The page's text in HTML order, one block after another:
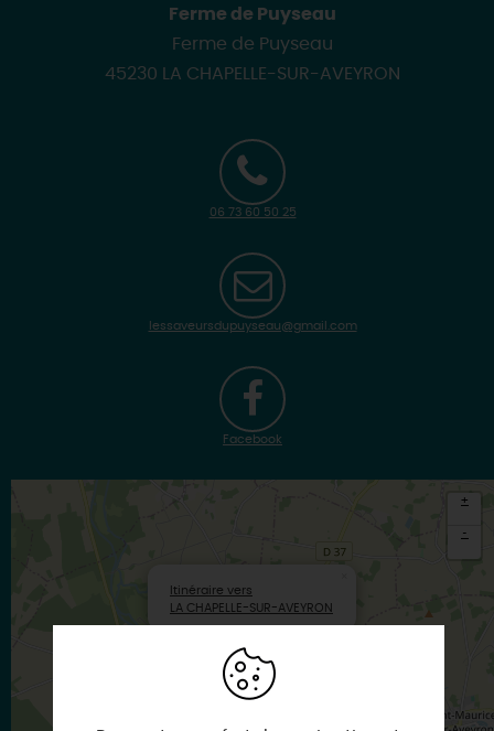
Ferme de Puyseau
Ferme de Puyseau
45230 LA CHAPELLE-SUR-AVEYRON
06 73 60 50 25
lessaveursdupuyseau@gmail.com
Facebook
Itinéraire vers
LA CHAPELLE-SUR-AVEYRON
+
-